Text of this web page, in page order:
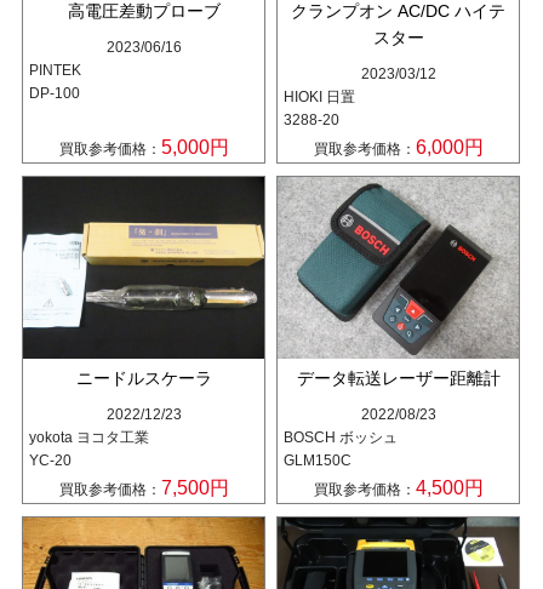
高電圧差動プローブ
2023/06/16
PINTEK
DP-100
買取参考価格： 5,000円
クランプオン AC/DC ハイテ
スター
2023/03/12
HIOKI 日置
3288-20
買取参考価格： 6,000円
ニードルスケーラ
2022/12/23
yokota ヨコタ工業
YC-20
買取参考価格： 7,500円
データ転送レーザー距離計
2022/08/23
BOSCH ボッシュ
GLM150C
買取参考価格： 4,500円